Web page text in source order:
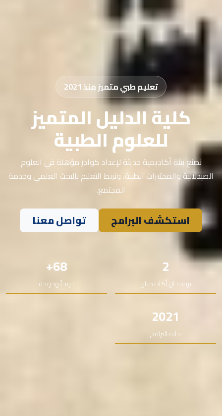
تعليم طبي متميز منذ 2021
كلية الدليل المتميز
للعلوم الطبية
نصنع بيئة أكاديمية حديثة لإعداد كوادر مؤهلة في العلوم
الصيدلانية والمختبرات الطبية، ونربط التعليم بالبحث العلمي وخدمة
المجتمع.
استكشف البرامج تواصل معنا
2
برنامجان أكاديميان
68+
خريجاً وخريجة
2021
بداية البرامج